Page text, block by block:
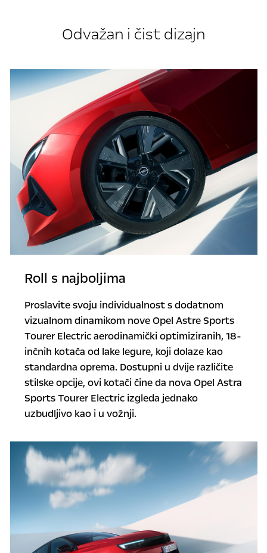
Odvažan i čist dizajn
Roll s najboljima
Proslavite svoju individualnost s dodatnom
vizualnom dinamikom nove Opel Astre Sports
Tourer Electric aerodinamički optimiziranih, 18-
inčnih kotača od lake legure, koji dolaze kao
standardna oprema. Dostupni u dvije različite
stilske opcije, ovi kotači čine da nova Opel Astra
Sports Tourer Electric izgleda jednako
uzbudljivo kao i u vožnji.